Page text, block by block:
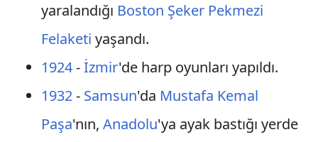
yaralandığı Boston Şeker Pekmezi
Felaketi yaşandı.
1924-İzmir'de harp oyunları yapıldı.
1932- Samsun'da Mustafa Kemal
Paşa'nın, Anadolu'ya ayak bastığı yerde